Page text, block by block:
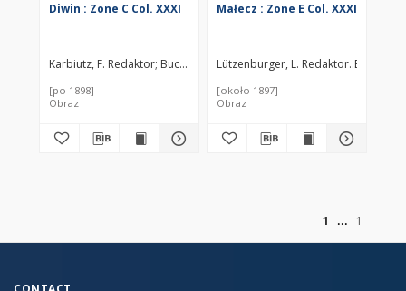
Diwin : Zone C Col. XXXI
Karbiutz, F. Redaktor Buczowski, J. Redaktor
[po 1898]
Obraz
Małecz : Zone E Col. XXXI
Lützenburger, L. Redaktor
[około 1897]
Obraz
1
1